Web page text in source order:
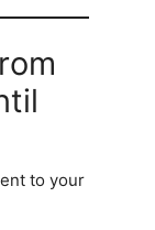
to your